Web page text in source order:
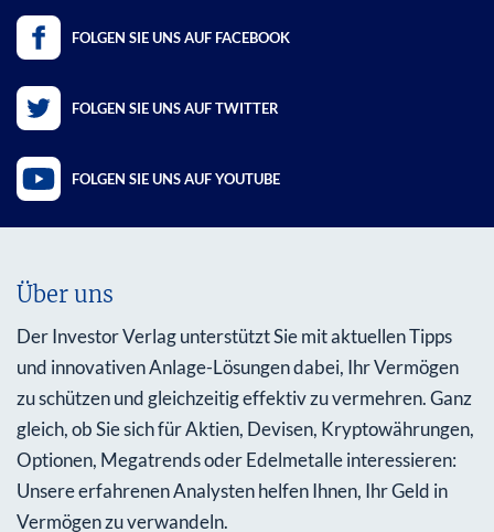
FOLGEN SIE UNS AUF FACEBOOK
FOLGEN SIE UNS AUF TWITTER
FOLGEN SIE UNS AUF YOUTUBE
Über uns
Der Investor Verlag unterstützt Sie mit aktuellen Tipps
und innovativen Anlage-Lösungen dabei, Ihr Vermögen
zu schützen und gleichzeitig effektiv zu vermehren. Ganz
gleich, ob Sie sich für Aktien, Devisen, Kryptowährungen,
Optionen, Megatrends oder Edelmetalle interessieren:
Unsere erfahrenen Analysten helfen Ihnen, Ihr Geld in
Vermögen zu verwandeln.